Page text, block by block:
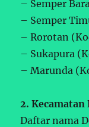
– Semper
– Semper
– Rorotan
– Sukapura
– Marunda
2. Kecamatan
Daftar nama